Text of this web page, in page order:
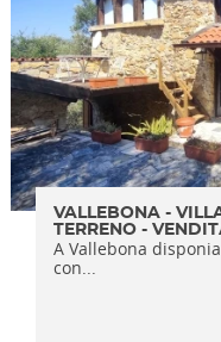
VALLEBONA -
TERRENO -
A Vallebona
con...